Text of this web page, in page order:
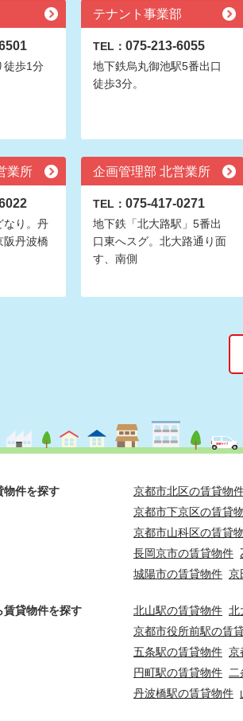
徒歩1分
テナント事業部
TEL： 075-213-6055
地下鉄烏丸御池駅5番出口
徒歩3分。
業所
なり。丹
阪丹波橋
企画管理部 北営業所
TEL： 075-417-0271
地下鉄「北大路駅」5番出
口東へスグ。北大路通り面
す、南側
物件を探す
京都市北区の賃貸物
京都市下京区の賃貸
京都市山科区の賃貸
長岡京市の賃貸物件
城陽市の賃貸物件 京
賃貸物件を探す 北山駅の賃貸物件 北
京都市役所前駅の賃
五条駅の賃貸物件 京
円町駅の賃貸物件
丹波橋駅の賃貸物件